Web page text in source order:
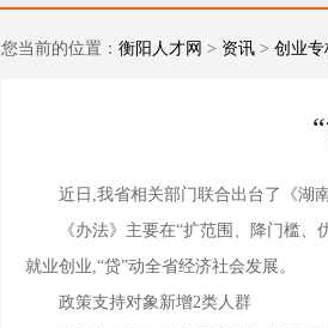
您当前的位置： 衡阳人才网 > 资讯 > 创业专
近日,我省相关部门联合出台了《湖南
《办法》主要在“扩范围、降门槛、优
就业创业,“贷”动全省经济社会发展。
政策支持对象新增2类人群